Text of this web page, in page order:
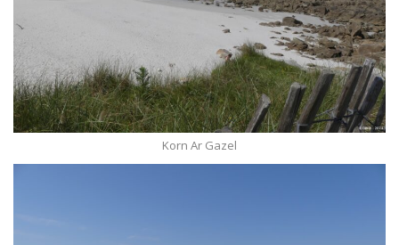
Korn Ar Gazel